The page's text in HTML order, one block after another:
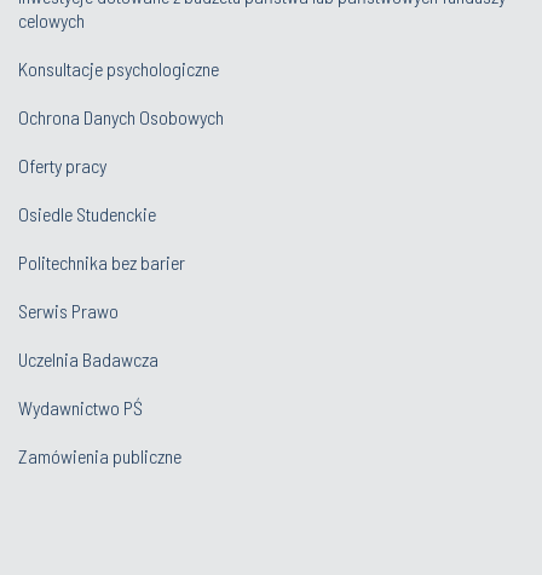
celowych
Konsultacje psychologiczne
Ochrona Danych Osobowych
Oferty pracy
Osiedle Studenckie
Politechnika bez barier
Serwis Prawo
Uczelnia Badawcza
Wydawnictwo PŚ
Zamówienia publiczne